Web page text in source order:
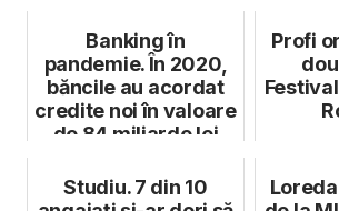
Banking în
pandemie. În 2020,
băncile au acordat
credite noi în valoare
de 84 miliarde lei
Profi
Studiu. 7 din 10